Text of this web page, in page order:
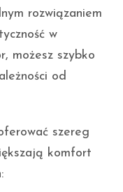
rozwiązaniem
w
możesz szybko
od
szereg
komfort